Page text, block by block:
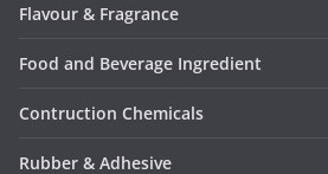
Flavour & Fragrance
Food and Beverage Ingredient
Contruction Chemicals
Rubber & Adhesive